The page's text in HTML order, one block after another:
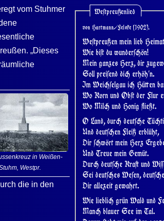
vom Stuhmer
„Dieses
in Weißen­
Westpr.
die in den
Weſtpreußenlied
von Hartmann/Felske (1902).
Weſtpreußen mein lieb
Wie biſt du wunderſchön!
Mein ganzes Herz, dir
Soll preiſend dich erhöh’n.
Im Weichſelgau ich Hütten
Wo Korn und Obſt der Flur
Wo Milch und Honig fließt.
O Land, durch deutſche
Und deutſchen Fleiß erblüht,
Dirſchwört mein Herz
Und Treue mein Gemüt.
Durch deutſche Kraft und Wiſſ
Sei deutſches Weſen, deutſ
Dir allezeit gewahrt.
Wie lieblich grün Wald und
Manch blauer See im Tal.